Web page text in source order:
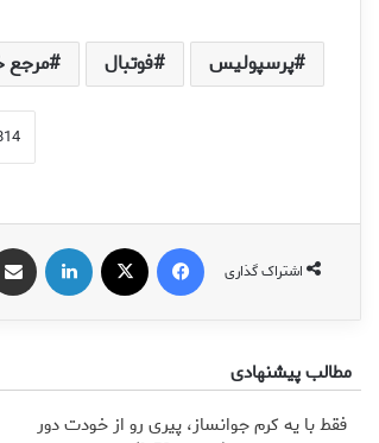
پرسپولیس فوتبال مرجع
اشتراک گذاری
فیس بوک لینکدین
مطالب پیشنهادی
فقط با یه کرم جوانساز، پیری رو از خودت دور